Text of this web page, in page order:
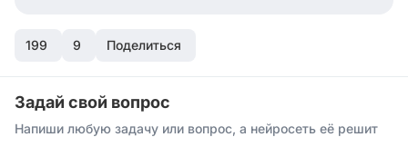
русском и других славянских языках. Это событие
славянских народов.
199 9 Поделиться
Задай свой вопрос
Напиши любую задачу или вопрос, а нейросеть её решит